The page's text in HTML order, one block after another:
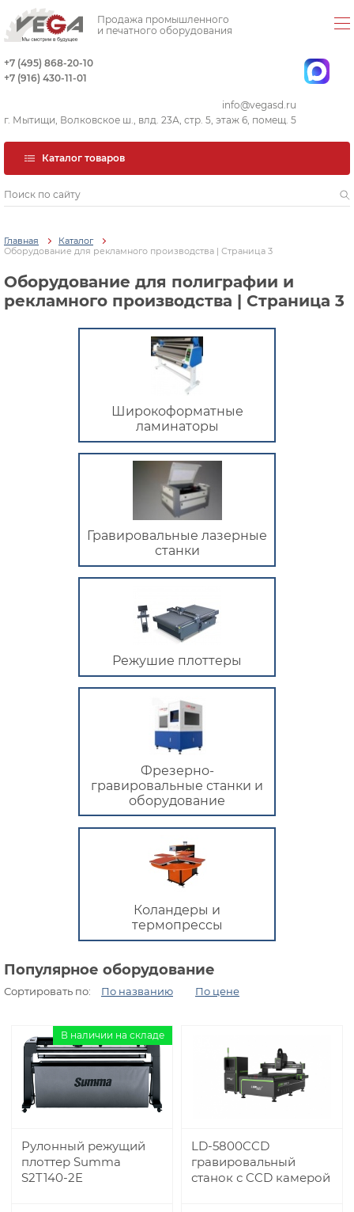
Продажа промышленного
и печатного оборудования
+7 (495) 868-20-10
+7 (916) 430-11-01
info@vegasd.ru
г. Мытищи, Волковское ш., влд. 23А, стр. 5, этаж 6, помещ. 5
Каталог товаров
Главная
Каталог
Оборудование для рекламного производства | Страница 3
Оборудование для полиграфии и
рекламного производства | Страница 3
Широкоформатные
ламинаторы
Гравировальные лазерные
станки
Режушие плоттеры
Фрезерно-
гравировальные станки и
оборудование
Коландеры и
термопрессы
Популярное оборудование
Сортировать по: По названию По цене
В наличии на складе
Рулонный режущий
плоттер Summa
S2T140-2E
LD-5800CCD
гравировальный
станок с CCD камерой